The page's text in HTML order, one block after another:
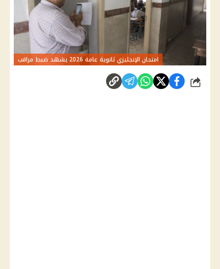
امتحان الإنجليزي ثانوية عامة 2026 يشهد ضبط مراقب
شارك